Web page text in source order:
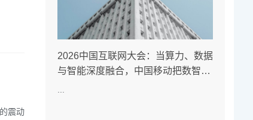
震动
2026中国互联网大会：当算力、数据
与智能深度融合，中国移动把数智未